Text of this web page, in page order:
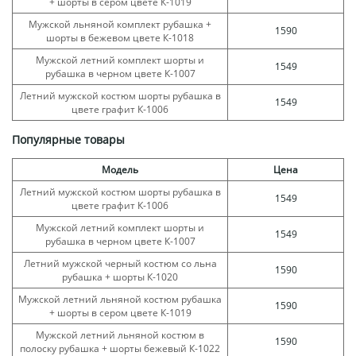
Мужской льняной комплект рубашка +
шорты в бежевом цвете К-1018
1590
Мужской летний комплект шорты и
рубашка в черном цвете К-1007
1549
Летний мужской костюм шорты рубашка в
цвете графит К-1006
1549
Популярные товары
Модель
Цена
Летний мужской костюм шорты рубашка в
цвете графит К-1006
1549
Мужской летний комплект шорты и
рубашка в черном цвете К-1007
1549
Летний мужской черный костюм со льна
рубашка + шорты К-1020
1590
Мужской летний льняной костюм рубашка
+ шорты в сером цвете К-1019
1590
Мужской летний льняной костюм в
полоску рубашка + шорты бежевый К-1022
1590